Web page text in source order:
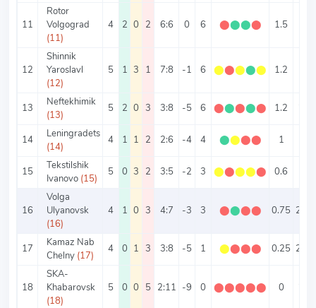
11
Rotor
Volgograd
(11)
4 2 0 2 6:6 0 6 ⬤⬤⬤⬤ 1.5
12
Shinnik
Yaroslavl
(12)
5 1 3 1 7:8 -1 6 ⬤⬤⬤⬤⬤ 1.2
13
Neftekhimik
(13)
5 2 0 3 3:8 -5 6 ⬤⬤⬤⬤⬤ 1.2
14
Leningradets
(14)
4 1 1 2 2:6 -4 4 ⬤⬤⬤⬤ 1
15
Tekstilshik
Ivanovo (15)
5 0 3 2 3:5 -2 3 ⬤⬤⬤⬤⬤ 0.6
16
Volga
Ulyanovsk
(16)
4 1 0 3 4:7 -3 3 ⬤⬤⬤⬤ 0.75 2.75
17
Kamaz Nab
Chelny (17)
4 0 1 3 3:8 -5 1 ⬤⬤⬤⬤ 0.25 2.75
18
SKA-
Khabarovsk
(18)
5 0 0 5 2:11 -9 0 ⬤⬤⬤⬤⬤ 0